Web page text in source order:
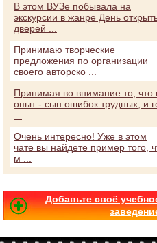
В этом ВУЗе побывала на
экскурсии в жанре День
дверей ...
Принимаю творческие
предложения по организации
своего авторско ...
Принимая во внимание то, что
опыт - сын ошибок трудных, и
Очень интересно! Уже в этом
чате вы найдете пример того,
м ...
Добавьте своё